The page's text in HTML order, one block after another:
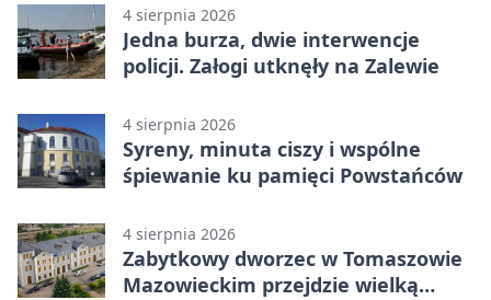
4 sierpnia 2026
Jedna burza, dwie interwencje
policji. Załogi utknęły na Zalewie
4 sierpnia 2026
Syreny, minuta ciszy i wspólne
śpiewanie ku pamięci Powstańców
4 sierpnia 2026
Zabytkowy dworzec w Tomaszowie
Mazowieckim przejdzie wielką